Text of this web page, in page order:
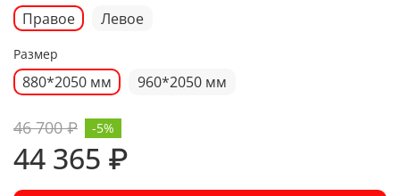
Правое Левое
Размер
880*2050 мм 960*2050 мм
46 700 ₽
44 365 ₽
-5%